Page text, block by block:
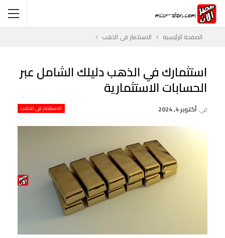
الصفحة الرئيسية الاستثمار فى الذهب
استثمارك في الذهب دليلك الشامل عبر
الحسابات الاستثمارية
الاستثمار فى الذهب في أكتوبر 4, 2024